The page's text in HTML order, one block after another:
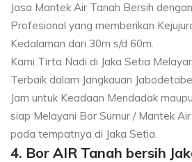
Jasa Mantek Air Tanah Bersih
Profesional yang memberikan
Kedalaman dari 30m s/d 60m.
Kami Tirta Nadi di Jaka Setia
Terbaik dalam Jangkauan
Jam untuk Keadaan Mendadak
siap Melayani Bor Sumur / Mantek
pada tempatnya di Jaka Setia.
4. Bor AIR Tanah bersih